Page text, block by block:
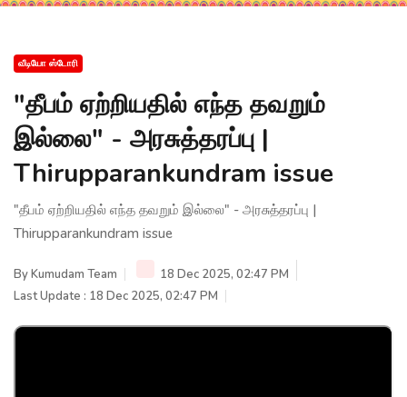
வீடியோ ஸ்டோரி
"தீபம் ஏற்றியதில் எந்த தவறும்
இல்லை" - அரசுத்தரப்பு |
Thirupparankundram issue
"தீபம் ஏற்றியதில் எந்த தவறும் இல்லை" - அரசுத்தரப்பு |
Thirupparankundram issue
ByKumudam Team
18 Dec 2025, 02:47 PM
Last Update : 18 Dec 2025, 02:47 PM